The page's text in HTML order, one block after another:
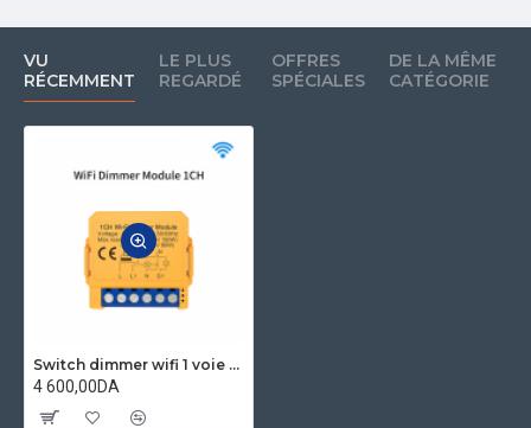
VU
RÉCEMMENT
LE PLUS
REGARDÉ
OFFRES
SPÉCIALES
DE LA MÊME
CATÉGORIE
Switch dimmer wifi 1 voie compatible tuya et alexa interrupteur variateur intelligent AVATTO
4 600,00DA